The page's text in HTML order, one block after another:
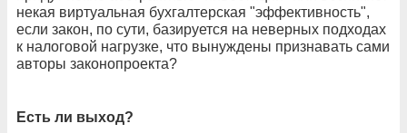
некая виртуальная бухгалтерская "эффективность",
если закон, по сути, базируется на неверных подходах
к налоговой нагрузке, что вынуждены признавать сами
авторы законопроекта?
Есть ли выход?